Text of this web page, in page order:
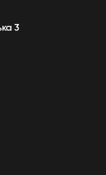
3